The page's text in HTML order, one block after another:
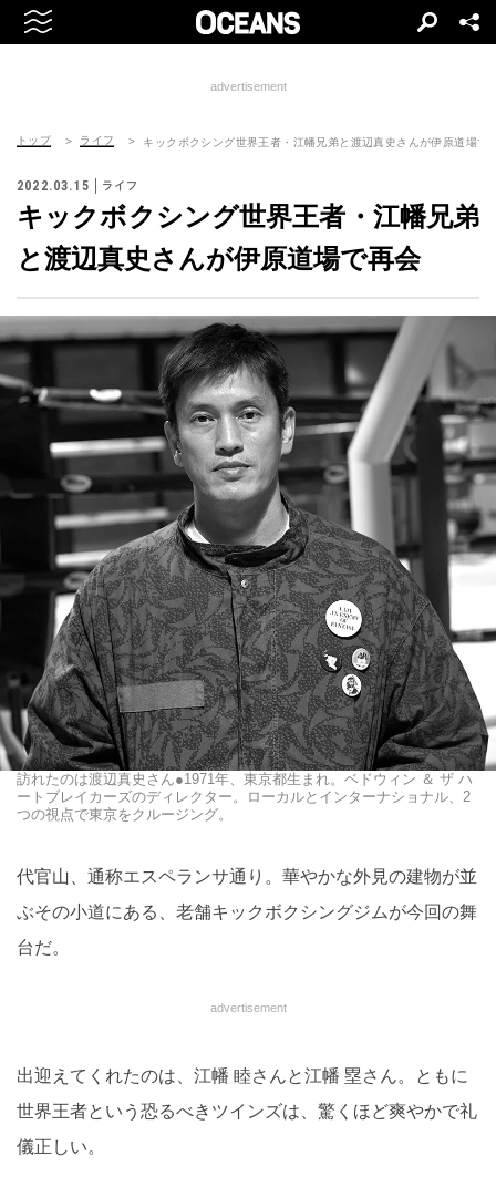
advertisement
トップ ライフ キックボクシング世界王者・江幡兄弟と渡辺真史さんが伊原道場で
2022.03.15 ライフ
キックボクシング世界王者・江幡兄弟
と渡辺真史さんが伊原道場で再会
訪れたのは渡辺真史さん●1971年、東京都生まれ。ベドウィン ＆ ザ ハ
ートブレイカーズのディレクター。ローカルとインターナショナル、2
つの視点で東京をクルージング。
代官山、通称エスペランサ通り。華やかな外見の建物が並
ぶその小道にある、老舗キックボクシングジムが今回の舞
台だ。
advertisement
出迎えてくれたのは、江幡 睦さんと江幡 塁さん。ともに
世界王者という恐るべきツインズは、驚くほど爽やかで礼
儀正しい。